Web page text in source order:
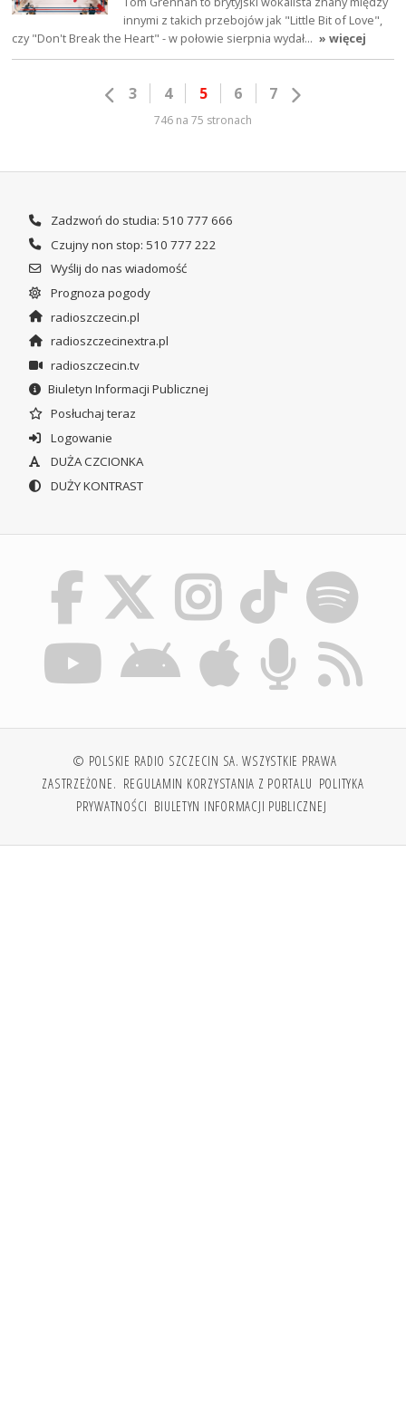
innymi z takich przebojów jak "Little Bit of Love",
czy "Don't Break the Heart" - w połowie sierpnia wydał… » więcej
3 4 5 6 7
746 na 75 stronach
Zadzwoń do studia: 510 777 666
Czujny non stop: 510 777 222
Wyślij do nas wiadomość
Prognoza pogody
radioszczecin.pl
radioszczecinextra.pl
radioszczecin.tv
Biuletyn Informacji Publicznej
Posłuchaj teraz
Logowanie
DUŻA CZCIONKA
DUŻY KONTRAST
© POLSKIE RADIO SZCZECIN SA. WSZYSTKIE PRAWA
ZASTRZEŻONE. REGULAMIN KORZYSTANIA Z PORTALU POLITYKA
PRYWATNOŚCI BIULETYN INFORMACJI PUBLICZNEJ